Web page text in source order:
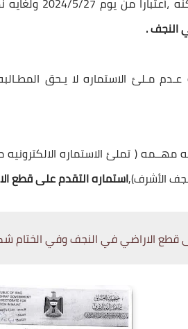
النجف .
مـلئ الاستماره لا يـحق
مهــمه ( تملئ الاستماره
الأشرف),استماره التقدم على قطع
قطع الاراضي في النجف وفي الختام